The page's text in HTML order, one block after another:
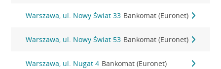
Warszawa, ul. Nowy Świat 33 Bankomat (Euronet)
Warszawa, ul. Nowy Świat 53 Bankomat (Euronet)
Warszawa, ul. Nugat 4 Bankomat (Euronet)